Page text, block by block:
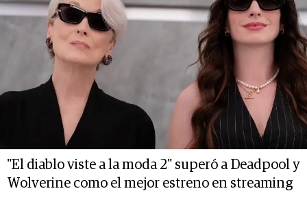
"El diablo viste a la moda 2" superó a Deadpool y
Wolverine como el mejor estreno en streaming